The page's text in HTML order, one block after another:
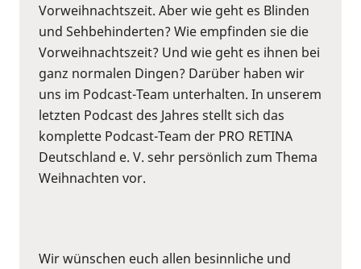
Vorweihnachtszeit. Aber wie geht es Blinden
und Sehbehinderten? Wie empfinden sie die
Vorweihnachtszeit? Und wie geht es ihnen bei
ganz normalen Dingen? Darüber haben wir
uns im Podcast-Team unterhalten. In unserem
letzten Podcast des Jahres stellt sich das
komplette Podcast-Team der PRO RETINA
Deutschland e. V. sehr persönlich zum Thema
Weihnachten vor.
Wir wünschen euch allen besinnliche und